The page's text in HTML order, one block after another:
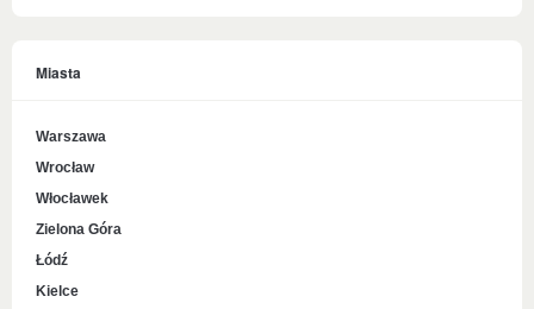
Miasta
Warszawa
Wrocław
Włocławek
Zielona Góra
Łódź
Kielce